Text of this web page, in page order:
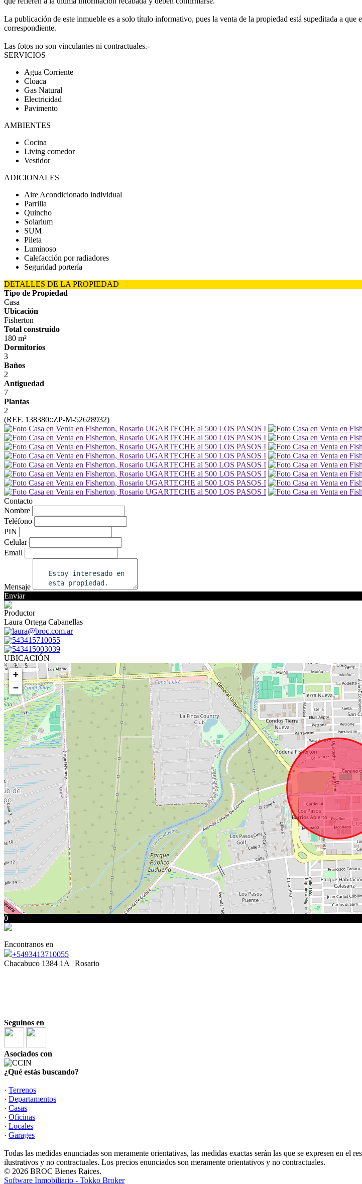
La publicación de este inmueble es a solo título informativo, pues la venta de la propiedad está supeditada a
correspondiente.
Las fotos no son vinculantes ni contractuales.-
SERVICIOS
Agua Corriente
Cloaca
Gas Natural
Electricidad
Pavimento
AMBIENTES
Cocina
Living comedor
Vestidor
ADICIONALES
Aire Acondicionado individual
Parrilla
Quincho
Solarium
SUM
Pileta
Luminoso
Calefacción por radiadores
Seguridad portería
DETALLES DE LA PROPIEDAD
Tipo de Propiedad
Casa
Ubicación
Fisherton
Total construido
180 m²
Dormitorios
3
Baños
2
Antiguedad
7
Plantas
2
(REF. 138380::ZP-M-52628932)
Contacto
Nombre
Teléfono
PIN
Celular
Email
Mensaje
Enviar
Productor
Laura Ortega Cabanellas
laura@broc.com.ar
543415710055
543415003039
UBICACIÓN
+
−
0
Encontranos en
+5493413710055
Chacabuco 1384 1A | Rosario
Seguinos en
Asociados con
¿Qué estás buscando?
· Terrenos
· Departamentos
· Casas
· Oficinas
· Locales
· Garages
Todas las medidas enunciadas son meramente orientativas, las medidas exactas serán las que se expresen en
ilustrativos y no contractuales. Los precios enunciados son meramente orientativos y no contractuales.
© 2026 BROC Bienes Raices.
Software Inmobiliario - Tokko Broker